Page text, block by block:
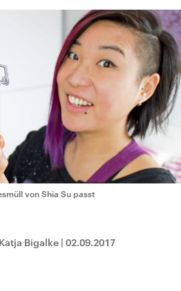
von Shia Su passt
Bigalke | 02.09.2017